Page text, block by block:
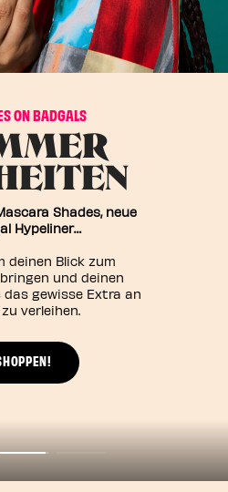
ON BADGALS
Shades, neue
Hypeliner…
deinen Blick zum
und deinen
das gewisse Extra an
verleihen.